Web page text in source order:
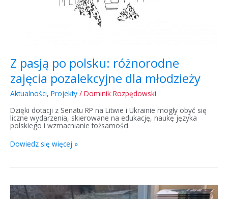
Z pasją po polsku: różnorodne
zajęcia pozalekcyjne dla młodzieży
Aktualności, Projekty / Dominik Rozpędowski
Dzięki dotacji z Senatu RP na Litwie i Ukrainie mogły obyć się
liczne wydarzenia, skierowane na edukację, naukę języka
polskiego i wzmacnianie tożsamości.
Dowiedz się więcej »
Nowe
książki